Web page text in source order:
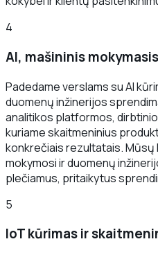
4
AI, mašininis
Padedame verslams su AI
duomenų inžinerijos
analitikos platformos,
kuriame skaitmeninius
konkrečiais rezultatais. Mūsų
mokymosi ir duomenų
plečiamus, pritaikytus
5
IoT kūrimas ir